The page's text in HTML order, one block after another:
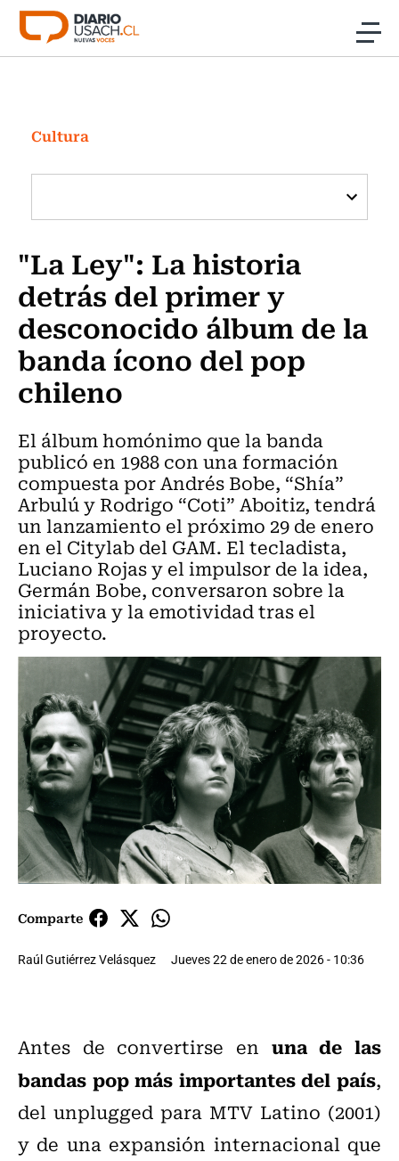
Click acá para ir directamente al contenido
Investigación
Cultura
Programas Radio y TV Usach
Cultura
"La Ley": La historia
detrás del primer y
desconocido álbum de la
banda ícono del pop
chileno
El álbum homónimo que la banda
publicó en 1988 con una formación
compuesta por Andrés Bobe, “Shía”
Arbulú y Rodrigo “Coti” Aboitiz, tendrá
un lanzamiento el próximo 29 de enero
en el Citylab del GAM. El tecladista,
Luciano Rojas y el impulsor de la idea,
Germán Bobe, conversaron sobre la
iniciativa y la emotividad tras el
proyecto.
Comparte
Raúl Gutiérrez Velásquez Jueves 22 de enero de 2026 - 10:36
Antes de convertirse en una de las
bandas pop más importantes del país,
del unplugged para MTV Latino (2001)
y de una expansión internacional que